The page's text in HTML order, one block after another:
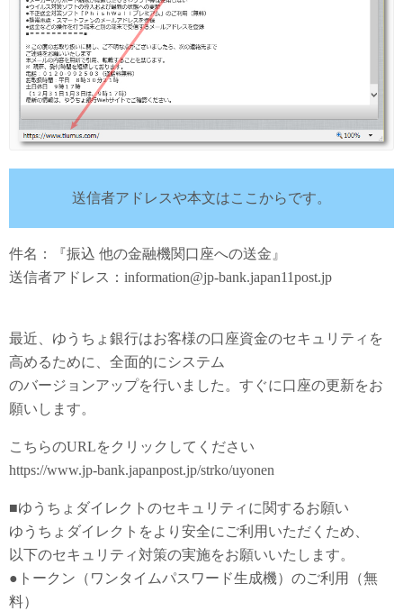
送信者アドレスや本文はここからです。
件名：『振込 他の金融機関口座への送金』
送信者アドレス：information@jp-bank.japan11post.jp
最近、ゆうちょ銀行はお客様の口座資金のセキュリティを
高めるために、全面的にシステム
のバージョンアップを行いました。すぐに口座の更新をお
願いします。
こちらのURLをクリックしてください
https://www.jp-bank.japanpost.jp/strko/uyonen
■ゆうちょダイレクトのセキュリティに関するお願い
ゆうちょダイレクトをより安全にご利用いただくため、
以下のセキュリティ対策の実施をお願いいたします。
●トークン（ワンタイムパスワード生成機）のご利用（無
料）